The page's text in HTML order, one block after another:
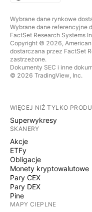
Wybrane dane rynkowe
Wybrane dane referencyjne
FactSet Research Systems
Copyright © 2026, American
dostarczana przez FactSet
zastrzeżone.
Dokumenty SEC i inne
© 2026 TradingView, Inc.
WIĘCEJ NIŻ TYLKO
Superwykresy
SKANERY
Akcje
ETFy
Obligacje
Monety kryptowalutowe
Pary CEX
Pary DEX
Pine
MAPY CIEPLNE